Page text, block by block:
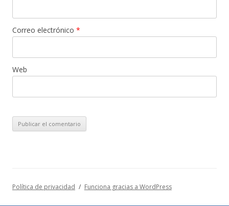
Correo electrónico *
Web
Política de privacidad Funciona gracias a WordPress